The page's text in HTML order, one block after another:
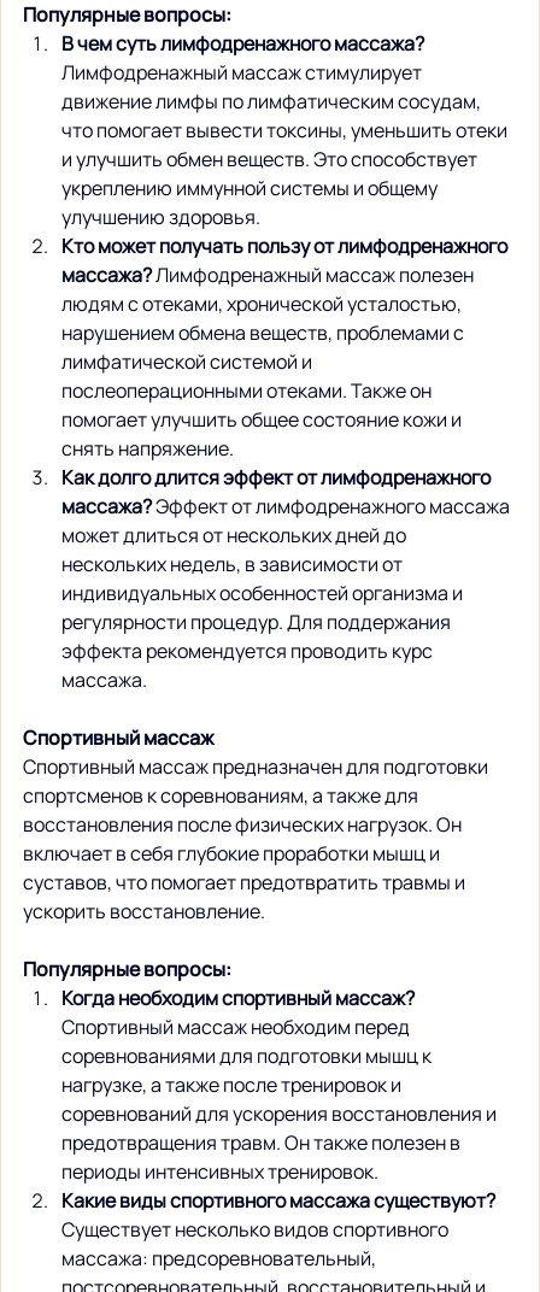
Популярные вопросы:
В чем суть лимфодренажного массажа?
Лимфодренажный массаж стимулирует
движение лимфы по лимфатическим сосудам,
что помогает вывести токсины, уменьшить отеки
и улучшить обмен веществ. Это способствует
укреплению иммунной системы и общему
улучшению здоровья.
Кто может получать пользу от лимфодренажного
массажа? Лимфодренажный массаж полезен
людям с отеками, хронической усталостью,
нарушением обмена веществ, проблемами с
лимфатической системой и
послеоперационными отеками. Также он
помогает улучшить общее состояние кожи и
снять напряжение.
Как долго длится эффект от лимфодренажного
массажа? Эффект от лимфодренажного массажа
может длиться от нескольких дней до
нескольких недель, в зависимости от
индивидуальных особенностей организма и
регулярности процедур. Для поддержания
эффекта рекомендуется проводить курс
массажа.
Спортивный массаж
Спортивный массаж предназначен для подготовки
спортсменов к соревнованиям, а также для
восстановления после физических нагрузок. Он
включает в себя глубокие проработки мышц и
суставов, что помогает предотвратить травмы и
ускорить восстановление.
Популярные вопросы:
Когда необходим спортивный массаж?
Спортивный массаж необходим перед
соревнованиями для подготовки мышц к
нагрузке, а также после тренировок и
соревнований для ускорения восстановления и
предотвращения травм. Он также полезен в
периоды интенсивных тренировок.
Какие виды спортивного массажа существуют?
Существует несколько видов спортивного
массажа: предсоревновательный,